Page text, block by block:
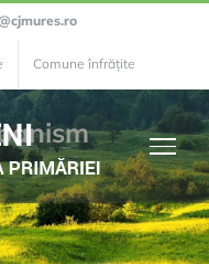
Comune înfrățite